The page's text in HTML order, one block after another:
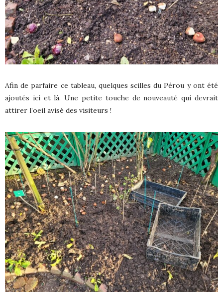
Afin de parfaire ce tableau, quelques scilles du Pérou y ont été
ajoutés ici et là. Une petite touche de nouveauté qui devrait
attirer l’oeil avisé des visiteurs !